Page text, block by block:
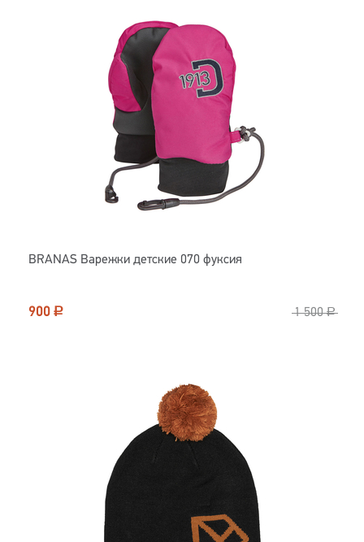
BRANAS Варежки детские 070 фуксия
900 Р 1 500 Р